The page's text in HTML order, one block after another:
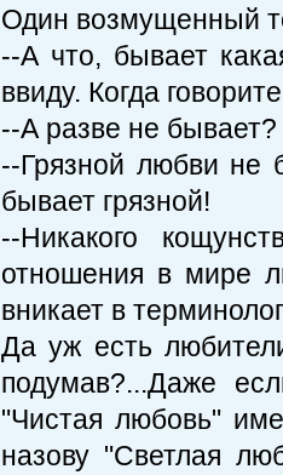
Один возмущенный
--А что, бывает
ввиду. Когда
--А разве не бывает?
--Грязной любви не
бывает грязной!
--Никакого
отношения в мире
вникает в
Да уж есть
подумав?...Даже
"Чистая любовь"
назову "Светлая